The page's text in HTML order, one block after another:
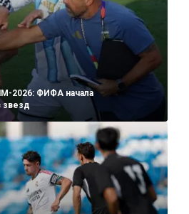
2026: ФИФА начала
звезд